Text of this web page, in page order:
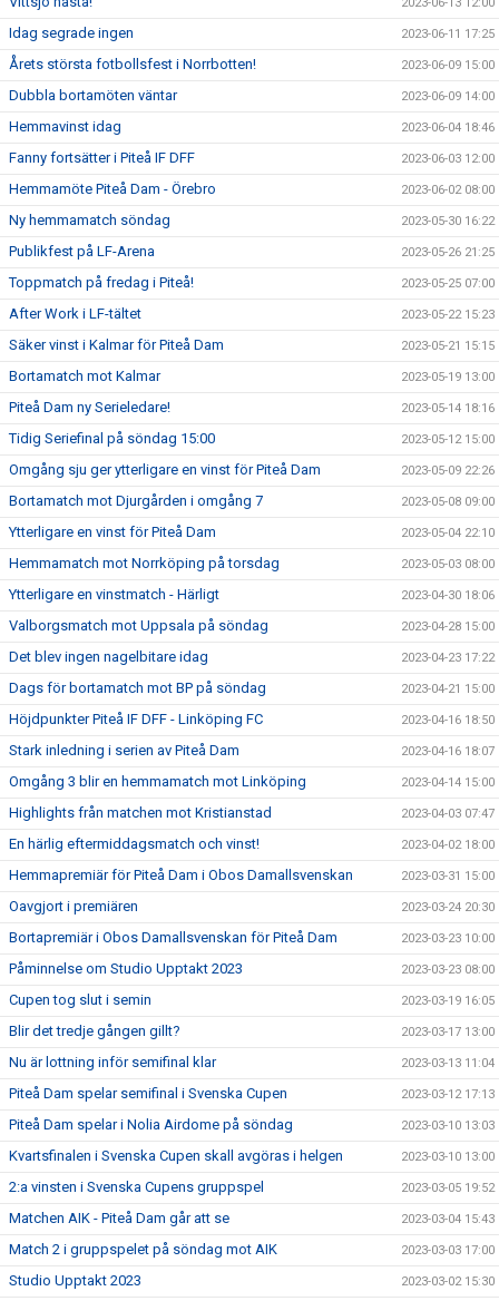
Idag segrade ingen 2023-06-11 17:25
Årets största fotbollsfest i Norrbotten! 2023-06-09 15:00
Dubbla bortamöten väntar 2023-06-09 14:00
Hemmavinst idag 2023-06-04 18:46
Fanny fortsätter i Piteå IF DFF 2023-06-03 12:00
Hemmamöte Piteå Dam - Örebro 2023-06-02 08:00
Ny hemmamatch söndag 2023-05-30 16:22
Publikfest på LF-Arena 2023-05-26 21:25
Toppmatch på fredag i Piteå! 2023-05-25 07:00
After Work i LF-tältet 2023-05-22 15:23
Säker vinst i Kalmar för Piteå Dam 2023-05-21 15:15
Bortamatch mot Kalmar 2023-05-19 13:00
Piteå Dam ny Serieledare! 2023-05-14 18:16
Tidig Seriefinal på söndag 15:00 2023-05-12 15:00
Omgång sju ger ytterligare en vinst för Piteå Dam 2023-05-09 22:26
Bortamatch mot Djurgården i omgång 7 2023-05-08 09:00
Ytterligare en vinst för Piteå Dam 2023-05-04 22:10
Hemmamatch mot Norrköping på torsdag 2023-05-03 08:00
Ytterligare en vinstmatch - Härligt 2023-04-30 18:06
Valborgsmatch mot Uppsala på söndag 2023-04-28 15:00
Det blev ingen nagelbitare idag 2023-04-23 17:22
Dags för bortamatch mot BP på söndag 2023-04-21 15:00
Höjdpunkter Piteå IF DFF - Linköping FC 2023-04-16 18:50
Stark inledning i serien av Piteå Dam 2023-04-16 18:07
Omgång 3 blir en hemmamatch mot Linköping 2023-04-14 15:00
Highlights från matchen mot Kristianstad 2023-04-03 07:47
En härlig eftermiddagsmatch och vinst! 2023-04-02 18:00
Hemmapremiär för Piteå Dam i Obos Damallsvenskan 2023-03-31 15:00
Oavgjort i premiären 2023-03-24 20:30
Bortapremiär i Obos Damallsvenskan för Piteå Dam 2023-03-23 10:00
Påminnelse om Studio Upptakt 2023 2023-03-23 08:00
Cupen tog slut i semin 2023-03-19 16:05
Blir det tredje gången gillt? 2023-03-17 13:00
Nu är lottning inför semifinal klar 2023-03-13 11:04
Piteå Dam spelar semifinal i Svenska Cupen 2023-03-12 17:13
Piteå Dam spelar i Nolia Airdome på söndag 2023-03-10 13:03
Kvartsfinalen i Svenska Cupen skall avgöras i helgen 2023-03-10 13:00
2:a vinsten i Svenska Cupens gruppspel 2023-03-05 19:52
Matchen AIK - Piteå Dam går att se 2023-03-04 15:43
Match 2 i gruppspelet på söndag mot AIK 2023-03-03 17:00
Studio Upptakt 2023 2023-03-02 15:30